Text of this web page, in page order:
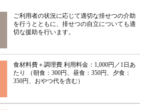
ご利用者の状況に応じて適切な排せつの介助
を行うとともに、排せつの自立についても適
切な援助を行います。
食材料費＋調理費 利用料金：1,000円／1日あ
たり （朝食：300円、昼食：350円、夕食：
350円、おやつ代を含む）